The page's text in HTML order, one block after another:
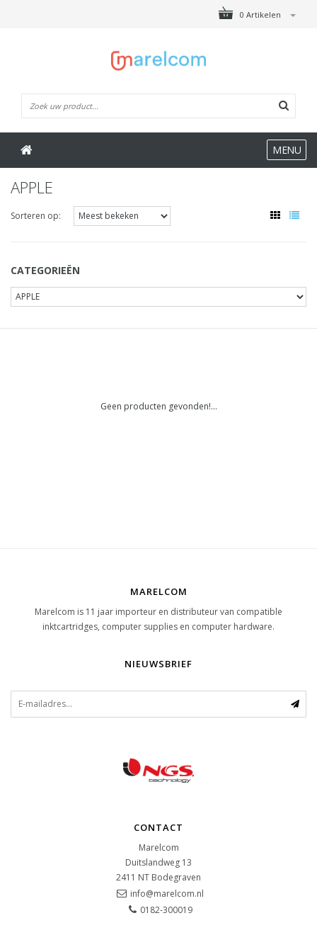
0 Artikelen
MENU
APPLE
Sorteren op:
CATEGORIEËN
Geen producten gevonden!...
MARELCOM
Marelcom is 11 jaar importeur en distributeur van compatible
inktcartridges, computer supplies en computer hardware.
NIEUWSBRIEF
CONTACT
Marelcom
Duitslandweg 13
2411 NT Bodegraven
info@marelcom.nl
0182-300019